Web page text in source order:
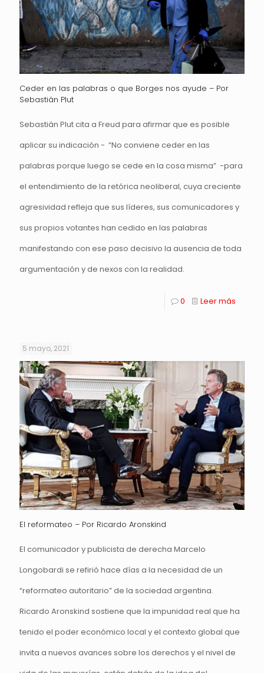
Ceder en las palabras o que Borges nos ayude – Por
Sebastián Plut
Sebastián Plut cita a Freud para afirmar que es posible
aplicar su indicación - “No conviene ceder en las
palabras porque luego se cede en la cosa misma” -para
el entendimiento de la retórica neoliberal, cuya creciente
agresividad refleja que sus líderes, sus comunicadores y
sus propios votantes han cedido en las palabras
manifestando con ese paso decisivo la ausencia de toda
argumentación y de nexos con la realidad.
0 Leer más
5 mayo, 2021
El reformateo – Por Ricardo Aronskind
El comunicador y publicista de derecha Marcelo
Longobardi se refirió hace días a la necesidad de un
“reformateo autoritario” de la sociedad argentina.
Ricardo Aronskind sostiene que la impunidad real que ha
tenido el poder económico local y el contexto global que
invita a nuevos avances sobre los derechos y el nivel de